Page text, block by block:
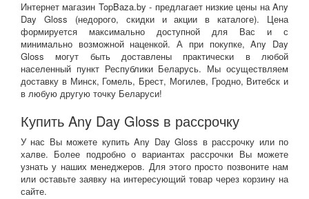
Интернет магазин TopBaza.by - предлагает низкие цены на Any
Day Gloss (недорого, скидки и акции в каталоге). Цена
формируется максимально доступной для Вас и с
минимально возможной наценкой. А при покупке, Any Day
Gloss могут быть доставлены практически в любой
населенный пункт Республики Беларусь. Мы осуществляем
доставку в Минск, Гомель, Брест, Могилев, Гродно, Витебск и
в любую другую точку Беларуси!
Купить Any Day Gloss в рассрочку
У нас Вы можете купить Any Day Gloss в рассрочку или по
халве. Более подробно о вариантах рассрочки Вы можете
узнать у наших менеджеров. Для этого просто позвоните нам
или оставьте заявку на интересующий товар через корзину на
сайте.